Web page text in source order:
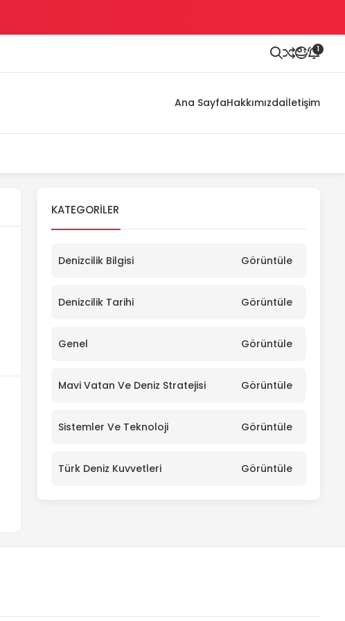
1
Ana SayfaHakkımızdaİletişim
KATEGORILER
Denizcilik Bilgisi Görüntüle
Denizcilik Tarihi Görüntüle
Genel Görüntüle
Mavi Vatan Ve Deniz Stratejisi Görüntüle
Sistemler Ve Teknoloji Görüntüle
Türk Deniz Kuvvetleri Görüntüle